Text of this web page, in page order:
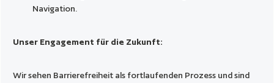
Navigation.
Unser Engagement für die Zukunft:
Wir sehen Barrierefreiheit als fortlaufenden Prozess und sind